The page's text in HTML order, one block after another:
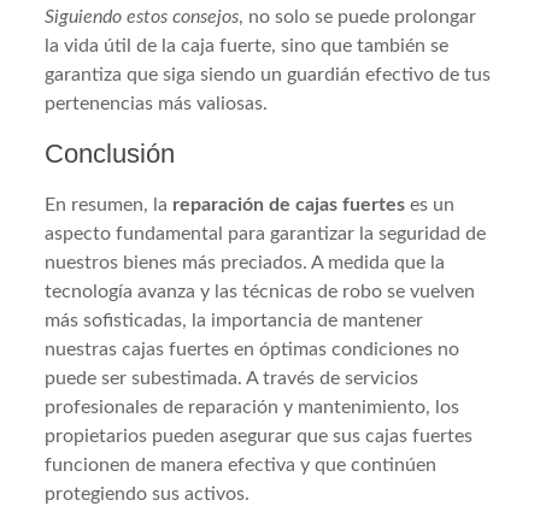
Siguiendo estos consejos, no solo se puede prolongar
la vida útil de la caja fuerte, sino que también se
garantiza que siga siendo un guardián efectivo de tus
pertenencias más valiosas.
Conclusión
En resumen, la reparación de cajas fuertes es un
aspecto fundamental para garantizar la seguridad de
nuestros bienes más preciados. A medida que la
tecnología avanza y las técnicas de robo se vuelven
más sofisticadas, la importancia de mantener
nuestras cajas fuertes en óptimas condiciones no
puede ser subestimada. A través de servicios
profesionales de reparación y mantenimiento, los
propietarios pueden asegurar que sus cajas fuertes
funcionen de manera efectiva y que continúen
protegiendo sus activos.